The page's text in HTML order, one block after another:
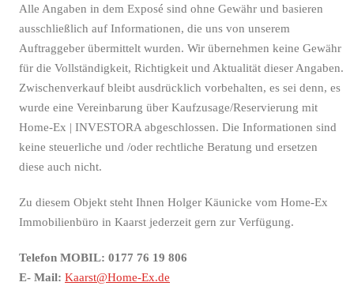
Alle Angaben in dem Exposé sind ohne Gewähr und basieren
ausschließlich auf Informationen, die uns von unserem
Auftraggeber übermittelt wurden. Wir übernehmen keine Gewähr
für die Vollständigkeit, Richtigkeit und Aktualität dieser Angaben.
Zwischenverkauf bleibt ausdrücklich vorbehalten, es sei denn, es
wurde eine Vereinbarung über Kaufzusage/Reservierung mit
Home-Ex | INVESTORA abgeschlossen. Die Informationen sind
keine steuerliche und /oder rechtliche Beratung und ersetzen
diese auch nicht.
Zu diesem Objekt steht Ihnen Holger Käunicke vom Home-Ex
Immobilienbüro in Kaarst jederzeit gern zur Verfügung.
Telefon MOBIL: 0177 76 19 806
E- Mail: Kaarst@Home-Ex.de